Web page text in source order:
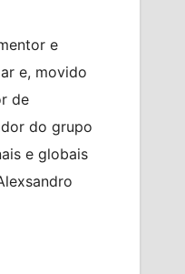
e
e, movido
de
do grupo
e globais